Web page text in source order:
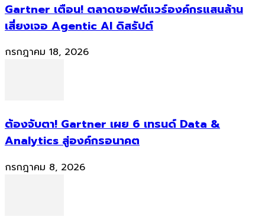
Gartner เตือน! ตลาดซอฟต์แวร์องค์กรแสนล้าน
เสี่ยงเจอ Agentic AI ดิสรัปต์
กรกฎาคม 18, 2026
ต้องจับตา! Gartner เผย 6 เทรนด์ Data &
Analytics สู่องค์กรอนาคต
กรกฎาคม 8, 2026